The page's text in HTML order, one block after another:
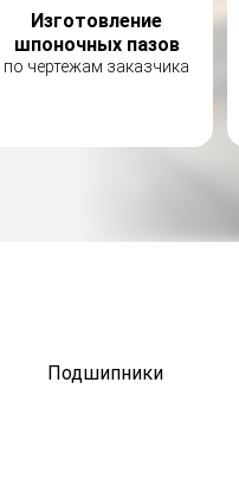
Изготовление
шпоночных пазов
по чертежам заказчика
Подшипники